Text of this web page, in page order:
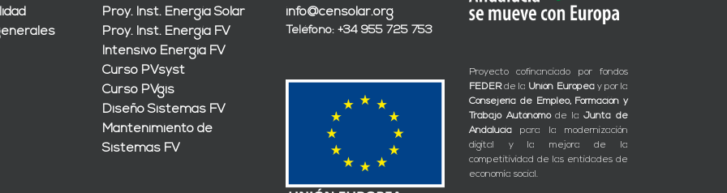
Proy. Inst. Energía Solar
Proy. Inst. Energía FV
Intensivo Energía FV
Curso PVsyst
Curso PVgis
Diseño Sistemas FV
Mantenimiento de
Sistemas FV
info@censolar.org
Teléfono: +34 955 725 753
Proyecto cofinanciado por fondos
FEDERde la Unión Europeay por la
Consejería de Empleo, Formación y
Trabajo Autónomode laJunta de
Andalucía para la modernización
digital y la mejora de la
competitividad de las entidades de
economía social.